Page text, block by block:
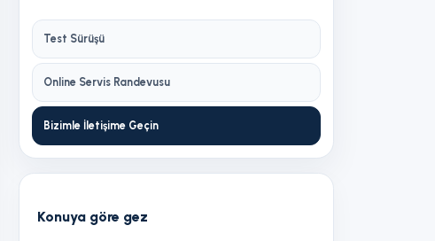
Test Sürüşü
Online Servis Randevusu
Bizimle İletişime Geçin
Konuya göre gez